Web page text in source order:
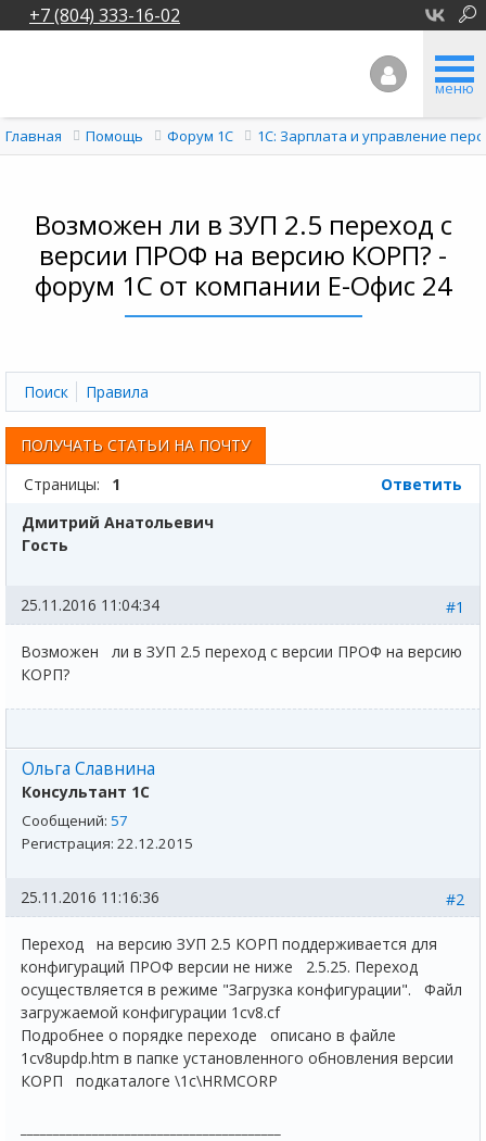
+7 (804) 333-16-02
меню
Главная Помощь Форум 1C 1С: Зарплата и управление
Возможен ли в ЗУП 2.5 переход с
версии ПРОФ на версию КОРП? -
форум 1С от компании Е-Офис 24
Поиск Правила
ПОЛУЧАТЬ СТАТЬИ НА ПОЧТУ
Страницы:
1
Ответить
Дмитрий Анатольевич
Гость
#1
25.11.2016 11:04:34
Возможен ли в ЗУП 2.5 переход с версии ПРОФ на версию
КОРП?
Ольга Славнина
Консультант 1С
Сообщений: 57
Регистрация: 22.12.2015
#2
25.11.2016 11:16:36
Переход на версию ЗУП 2.5 КОРП поддерживается для
конфигураций ПРОФ версии не ниже 2.5.25. Переход
осуществляется в режиме "Загрузка конфигурации". Файл
загружаемой конфигурации 1cv8.cf
Подробнее о порядке переходе описано в файле
1cv8updp.htm в папке установленного обновления версии
КОРП подкаталоге \1c\HRMCORP